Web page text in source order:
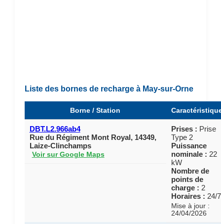
Liste des bornes de recharge à May-sur-Orne
Borne / Station
DBT.L2.966ab4
Rue du Régiment Mont Royal, 14349,
Laize-Clinchamps
Voir sur Google Maps
Prises : Prise
Type 2
Puissance
nominale : 22
kW
Nombre de
points de
charge : 2
Horaires : 24/7
Mise à jour :
24/04/2026